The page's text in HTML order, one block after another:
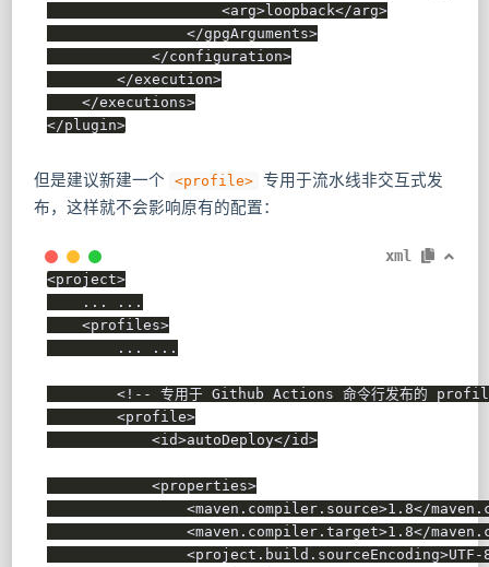
<arg>loopback</arg>
</gpgArguments>
</configuration>
</execution>
</executions>
</plugin>
但是建议新建一个 <profile>
专用于流水线非交互式发
布，这样就不会影响原有的配置：
xml
<project>
    ... ...
<profiles>
        ... ...
<!-- 专用于 Github Actions 命令行发布的 profile
<profile>
<id>autoDeploy</id>
<properties>
<maven.compiler.source>1.8</
<maven.compiler.target>1.8</
<project.build.sourceEncoding>UTF-